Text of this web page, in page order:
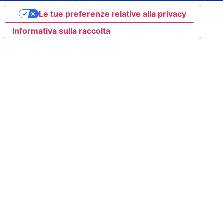
Informativa sulla raccolta
Le tue preferenze relative alla privacy